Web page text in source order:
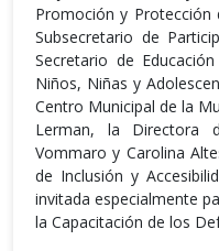
Promoción y Protección
Subsecretario de
Secretario de
Niños, Niñas y
Centro Municipal de la
Lerman, la Directora
Vommaro y Carolina
de Inclusión y
invitada especialmente
la Capacitación de los